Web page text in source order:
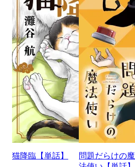
猫降臨【単話】
問題だらけの魔